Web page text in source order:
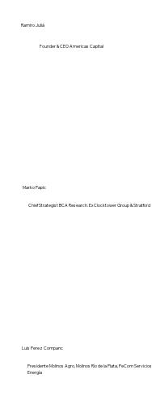
Ramiro Juliá
Founder & CEO Americas Capital
Marko Papic
Chief Strategist BCA Research. Ex Clocktower Group & Stratford
Luis Perez Companc
Presidente Molinos Agro, Molinos Río de la Plata, PeCom Servicios
Energía